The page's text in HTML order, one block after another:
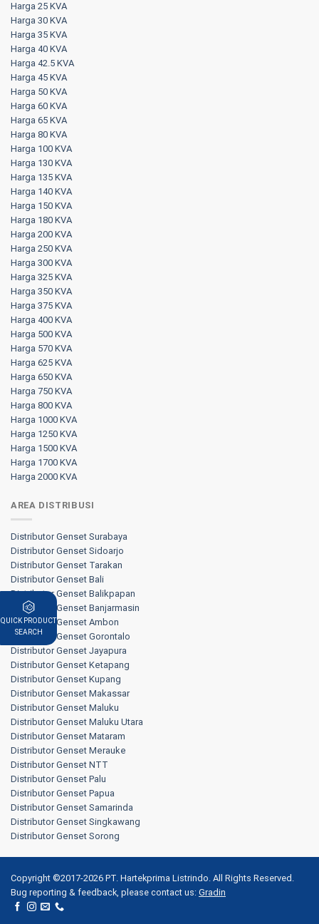
Harga 25 KVA
Harga 30 KVA
Harga 35 KVA
Harga 40 KVA
Harga 42.5 KVA
Harga 45 KVA
Harga 50 KVA
Harga 60 KVA
Harga 65 KVA
Harga 80 KVA
Harga 100 KVA
Harga 130 KVA
Harga 135 KVA
Harga 140 KVA
Harga 150 KVA
Harga 180 KVA
Harga 200 KVA
Harga 250 KVA
Harga 300 KVA
Harga 325 KVA
Harga 350 KVA
Harga 375 KVA
Harga 400 KVA
Harga 500 KVA
Harga 570 KVA
Harga 625 KVA
Harga 650 KVA
Harga 750 KVA
Harga 800 KVA
Harga 1000 KVA
Harga 1250 KVA
Harga 1500 KVA
Harga 1700 KVA
Harga 2000 KVA
AREA DISTRIBUSI
Distributor Genset Surabaya
Distributor Genset Sidoarjo
Distributor Genset Tarakan
Distributor Genset Bali
Distributor Genset Balikpapan
Distributor Genset Banjarmasin
Distributor Genset Ambon
Distributor Genset Gorontalo
Distributor Genset Jayapura
Distributor Genset Ketapang
Distributor Genset Kupang
Distributor Genset Makassar
Distributor Genset Maluku
Distributor Genset Maluku Utara
Distributor Genset Mataram
Distributor Genset Merauke
Distributor Genset NTT
Distributor Genset Palu
Distributor Genset Papua
Distributor Genset Samarinda
Distributor Genset Singkawang
Distributor Genset Sorong
Copyright ©2017-2026 PT. Hartekprima Listrindo. All Rights Reserved.
Bug reporting & feedback, please contact us: Gradin
QUICK PRODUCT
SEARCH